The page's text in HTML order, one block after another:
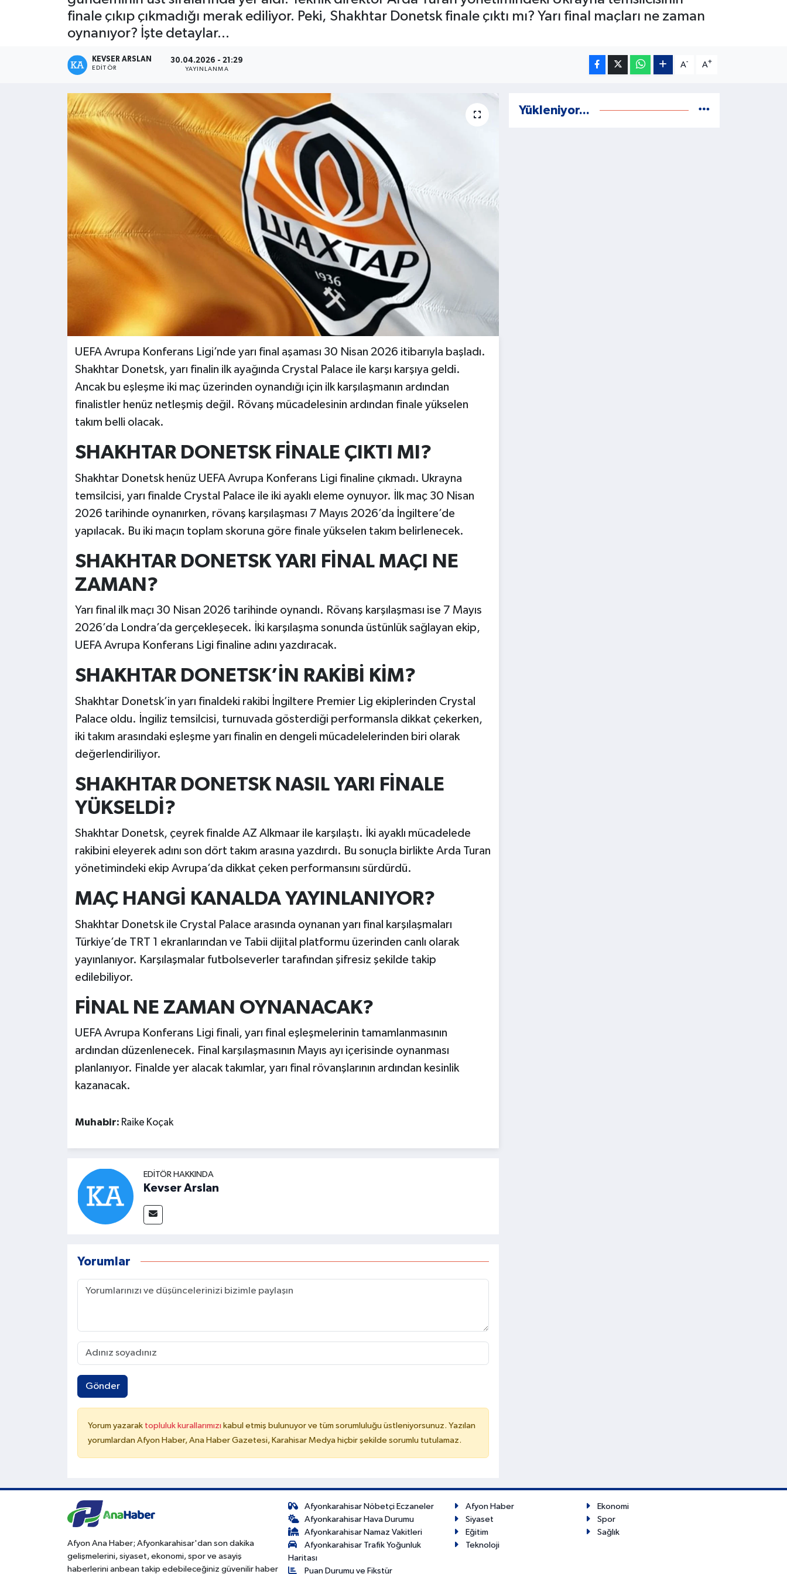
finale çıkıp çıkmadığı merak ediliyor. Peki, Shakhtar Donetsk finale çıktı mı? Yarı final maçları ne zaman
oynanıyor? İşte detaylar...
KEVSER ARSLAN
EDITÖR
30.04.2026 - 21:29
YAYINLANMA
A- A+
UEFA Avrupa Konferans Ligi’nde yarı final aşaması 30 Nisan 2026 itibarıyla başladı.
Shakhtar Donetsk, yarı finalin ilk ayağında Crystal Palace ile karşı karşıya geldi.
Ancak bu eşleşme iki maç üzerinden oynandığı için ilk karşılaşmanın ardından
finalistler henüz netleşmiş değil. Rövanş mücadelesinin ardından finale yükselen
takım belli olacak.
SHAKHTAR DONETSK FİNALE ÇIKTI MI?
Shakhtar Donetsk henüz UEFA Avrupa Konferans Ligi finaline çıkmadı. Ukrayna
temsilcisi, yarı finalde Crystal Palace ile iki ayaklı eleme oynuyor. İlk maç 30 Nisan
2026 tarihinde oynanırken, rövanş karşılaşması 7 Mayıs 2026’da İngiltere’de
yapılacak. Bu iki maçın toplam skoruna göre finale yükselen takım belirlenecek.
SHAKHTAR DONETSK YARI FİNAL MAÇI NE
ZAMAN?
Yarı final ilk maçı 30 Nisan 2026 tarihinde oynandı. Rövanş karşılaşması ise 7 Mayıs
2026’da Londra’da gerçekleşecek. İki karşılaşma sonunda üstünlük sağlayan ekip,
UEFA Avrupa Konferans Ligi finaline adını yazdıracak.
SHAKHTAR DONETSK’İN RAKİBİ KİM?
Shakhtar Donetsk’in yarı finaldeki rakibi İngiltere Premier Lig ekiplerinden Crystal
Palace oldu. İngiliz temsilcisi, turnuvada gösterdiği performansla dikkat çekerken,
iki takım arasındaki eşleşme yarı finalin en dengeli mücadelelerinden biri olarak
değerlendiriliyor.
SHAKHTAR DONETSK NASIL YARI FİNALE
YÜKSELDİ?
Shakhtar Donetsk, çeyrek finalde AZ Alkmaar ile karşılaştı. İki ayaklı mücadelede
rakibini eleyerek adını son dört takım arasına yazdırdı. Bu sonuçla birlikte Arda Turan
yönetimindeki ekip Avrupa’da dikkat çeken performansını sürdürdü.
MAÇ HANGİ KANALDA YAYINLANIYOR?
Shakhtar Donetsk ile Crystal Palace arasında oynanan yarı final karşılaşmaları
Türkiye’de TRT 1 ekranlarından ve Tabii dijital platformu üzerinden canlı olarak
yayınlanıyor. Karşılaşmalar futbolseverler tarafından şifresiz şekilde takip
edilebiliyor.
FİNAL NE ZAMAN OYNANACAK?
UEFA Avrupa Konferans Ligi finali, yarı final eşleşmelerinin tamamlanmasının
ardından düzenlenecek. Final karşılaşmasının Mayıs ayı içerisinde oynanması
planlanıyor. Finalde yer alacak takımlar, yarı final rövanşlarının ardından kesinlik
kazanacak.
Muhabir: Raike Koçak
EDITÖR HAKKINDA
Kevser Arslan
Yorumlar
Gönder
Yorum yazarak topluluk kurallarımızı kabul etmiş bulunuyor ve tüm sorumluluğu üstleniyorsunuz. Yazılan
yorumlardan Afyon Haber, Ana Haber Gazetesi, Karahisar Medya hiçbir şekilde sorumlu tutulamaz.
Yükleniyor...
Afyon Ana Haber; Afyonkarahisar'dan son dakika
gelişmelerini, siyaset, ekonomi, spor ve asayiş
haberlerini anbean takip edebileceğiniz güvenilir haber
Afyonkarahisar Nöbetçi Eczaneler
Afyonkarahisar Hava Durumu
Afyonkarahisar Namaz Vakitleri
Afyonkarahisar Trafik Yoğunluk
Haritası
Puan Durumu ve Fikstür
Afyon Haber
Ekonomi
Siyaset
Spor
Eğitim
Sağlık
Teknoloji
Kültür - Sanat